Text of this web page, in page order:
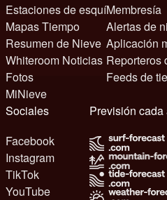
Estaciones de esquí
Mapas Tiempo
Resumen de Nieve
Whiteroom Noticias
Fotos
MiNieve
Membresía
Alertas de
Aplicación
Reporteros
Feeds de
Sociales
Facebook
Instagram
TikTok
YouTube
Previsión cada